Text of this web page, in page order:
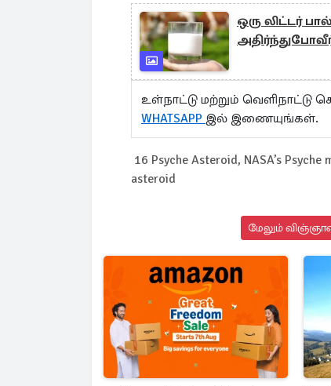
ஒரு லிட்டர்
உள்நாட்டு மற்றும் வெளிநாட்டு
WHATSAPP இல் இணையுங்கள்.
16 Psyche Asteroid, NASA’s
asteroid
மேலும்